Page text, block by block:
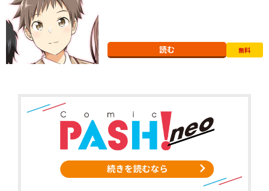
読む 無料